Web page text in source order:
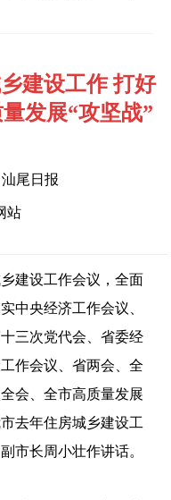
建设工作 打好
发展“攻坚战”
尾日报
站
建设工作会议，全面
中央经济工作会议、
三次党代会、省委经
作会议、省两会、全
会、全市高质量发展
去年住房城乡建设工
市长周小壮作讲话。